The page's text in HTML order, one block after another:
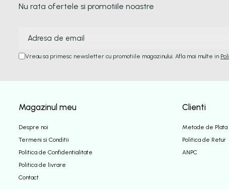
Nu rata ofertele si promotiile noastre
Vreau sa primesc newsletter cu promotiile magazinului. Afla mai multe in
Magazinul meu
Despre noi
Termeni si Conditii
Politica de Confidentialitate
Politica de livrare
Contact
Clienti
Metode de Plata
Politica de Retur
ANPC